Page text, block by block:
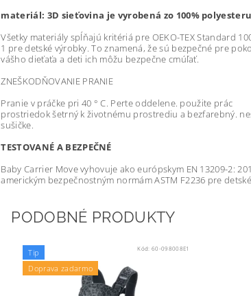
materiál: 3D sieťovina je vyrobená zo 100% polyesteru
Všetky materiály spĺňajú kritériá pre OEKO-TEX Standard
1 pre detské výrobky. To znamená, že sú bezpečné pre
vášho dieťaťa a deti ich môžu bezpečne cmúľať.
ZNEŠKODŇOVANIE PRANIE
Pranie v práčke pri 40 ° C. Perte oddelene. použite prác
prostriedok šetrný k životnému prostrediu a bezfarebný.
sušičke.
TESTOVANÉ A BEZPEČNÉ
Baby Carrier Move vyhovuje ako európskym EN 13209-2:
americkým bezpečnostným normám ASTM F2236 pre
PODOBNÉ PRODUKTY
Tip
Doprava zadarmo
Kód: 60-098008E1